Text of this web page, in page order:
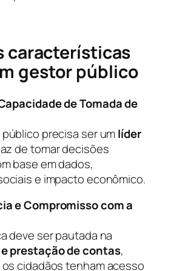
características
gestor público
de Tomada de
precisa ser umlíder
de tomar decisões
base em dados,
e impacto econômico.
e Compromisso com a
deve ser pautada na
prestação de contas,
cidadãos tenham acesso